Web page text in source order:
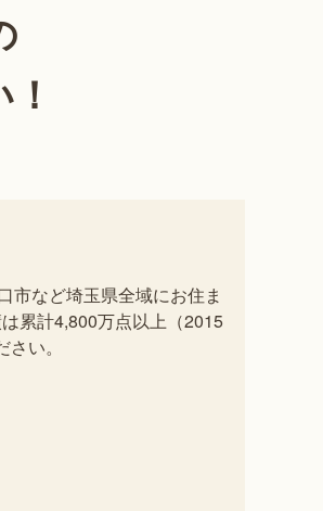
市など埼玉県全域にお住ま
累計4,800万点以上（2015
い。